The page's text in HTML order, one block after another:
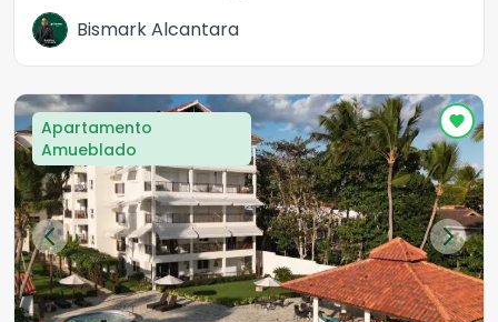
Bismark Alcantara
Apartamento
Amueblado